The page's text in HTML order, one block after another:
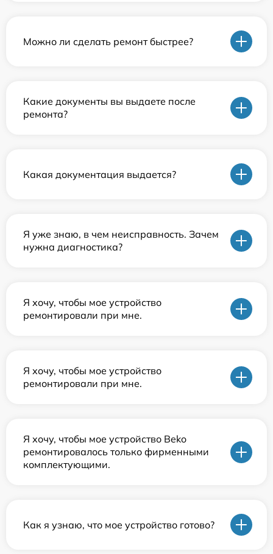
Можно ли сделать ремонт быстрее?
Какие документы вы выдаете после
ремонта?
Какая документация выдается?
Я уже знаю, в чем неисправность. Зачем
нужна диагностика?
Я хочу, чтобы мое устройство
ремонтировали при мне.
Я хочу, чтобы мое устройство
ремонтировали при мне.
Я хочу, чтобы мое устройство Beko
ремонтировалось только фирменными
комплектующими.
Как я узнаю, что мое устройство готово?